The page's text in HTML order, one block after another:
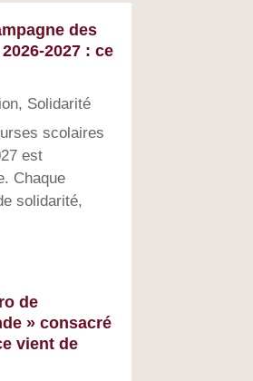
des
2027 : ce
, Solidarité
scolaires
est
Chaque
solidarité,
de
» consacré
vient de